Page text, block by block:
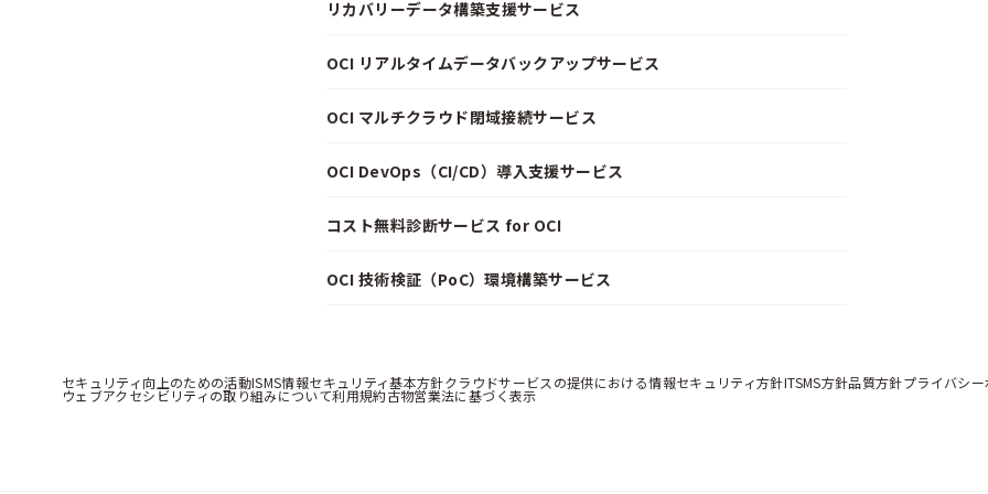
リカバリーデータ構築支援サービス
OCI リアルタイムデータバックアップサービス
OCI マルチクラウド閉域接続サービス
OCI DevOps（CI/CD）導入支援サービス
コスト無料診断サービス for OCI
OCI 技術検証（PoC）環境構築サービス
セキュリティ向上のための活動ISMS情報セキュリティ基本方針クラウドサービスの提供における情報セキュリティ方針ITSMS方針品質方針プライバシ
ウェブアクセシビリティの取り組みについて利用規約古物営業法に基づく表示